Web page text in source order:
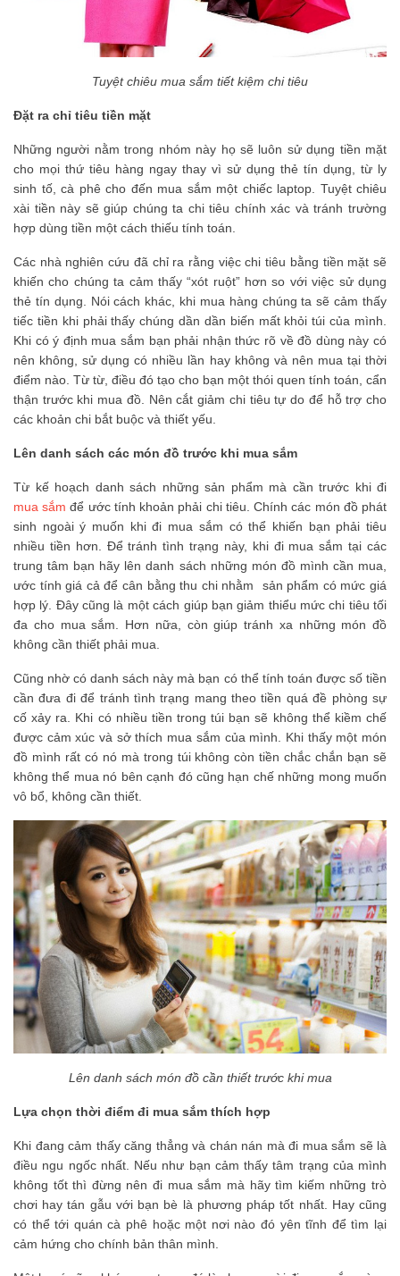
Tuyệt chiêu mua sắm tiết kiệm chi tiêu
Đặt ra chỉ tiêu tiền mặt
Những người nằm trong nhóm này họ sẽ luôn sử dụng tiền mặt
cho mọi thứ tiêu hàng ngay thay vì sử dụng thẻ tín dụng, từ ly
sinh tố, cà phê cho đến mua sắm một chiếc laptop. Tuyệt chiêu
xài tiền này sẽ giúp chúng ta chi tiêu chính xác và tránh trường
hợp dùng tiền một cách thiếu tính toán.
Các nhà nghiên cứu đã chỉ ra rằng việc chi tiêu bằng tiền mặt sẽ
khiến cho chúng ta cảm thấy “xót ruột” hơn so với việc sử dụng
thẻ tín dụng. Nói cách khác, khi mua hàng chúng ta sẽ cảm thấy
tiếc tiền khi phải thấy chúng dần dần biến mất khỏi túi của mình.
Khi có ý định mua sắm bạn phải nhận thức rõ về đồ dùng này có
nên không, sử dụng có nhiều lần hay không và nên mua tại thời
điểm nào. Từ từ, điều đó tạo cho bạn một thói quen tính toán, cẩn
thận trước khi mua đồ. Nên cắt giảm chi tiêu tự do để hỗ trợ cho
các khoản chi bắt buộc và thiết yếu.
Lên danh sách các món đồ trước khi mua sắm
Từ kế hoạch danh sách những sản phẩm mà cần trước khi đi
mua sắm để ước tính khoản phải chi tiêu. Chính các món đồ phát
sinh ngoài ý muốn khi đi mua sắm có thể khiến bạn phải tiêu
nhiều tiền hơn. Để tránh tình trạng này, khi đi mua sắm tại các
trung tâm bạn hãy lên danh sách những món đồ mình cần mua,
ước tính giá cả để cân bằng thu chi nhằm sản phẩm có mức giá
hợp lý. Đây cũng là một cách giúp bạn giảm thiểu mức chi tiêu tối
đa cho mua sắm. Hơn nữa, còn giúp tránh xa những món đồ
không cần thiết phải mua.
Cũng nhờ có danh sách này mà bạn có thể tính toán được số tiền
cần đưa đi để tránh tình trạng mang theo tiền quá đề phòng sự
cố xảy ra. Khi có nhiều tiền trong túi bạn sẽ không thể kiềm chế
được cảm xúc và sở thích mua sắm của mình. Khi thấy một món
đồ mình rất có nó mà trong túi không còn tiền chắc chắn bạn sẽ
không thể mua nó bên cạnh đó cũng hạn chế những mong muốn
vô bổ, không cần thiết.
Lên danh sách món đồ cần thiết trước khi mua
Lựa chọn thời điểm đi mua sắm thích hợp
Khi đang cảm thấy căng thẳng và chán nán mà đi mua sắm sẽ là
điều ngu ngốc nhất. Nếu như bạn cảm thấy tâm trạng của mình
không tốt thì đừng nên đi mua sắm mà hãy tìm kiếm những trò
chơi hay tán gẫu với bạn bè là phương pháp tốt nhất. Hay cũng
có thể tới quán cà phê hoặc một nơi nào đó yên tĩnh để tìm lại
cảm hứng cho chính bản thân mình.